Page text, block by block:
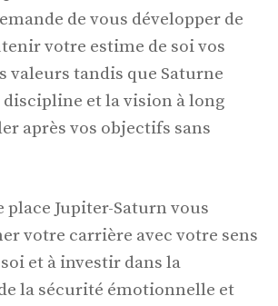
de vous développer de
votre estime de soi vos
valeurs tandis que Saturne
discipline et la vision à long
après vos objectifs sans
place Jupiter-Saturn vous
votre carrière avec votre sens
et à investir dans la
la sécurité émotionnelle et